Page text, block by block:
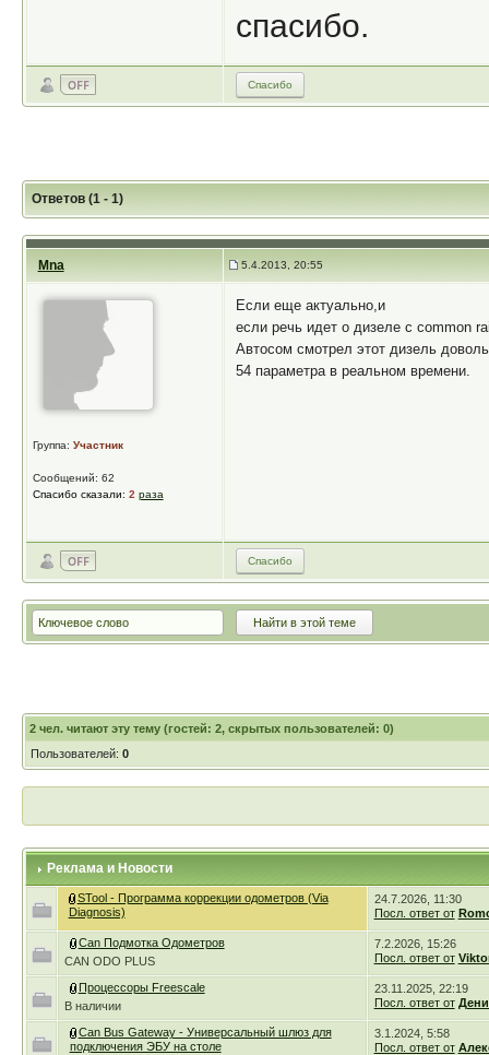
спасибо.
Спасибо
Ответов (1 - 1)
Mna 5.4.2013, 20:55
Группа: Участник
Сообщений: 62
Спасибо сказали: 2 раза
Если еще актуально,и
если речь идет о дизеле с common
Автосом смотрел этот дизель
54 параметра в реальном времени.
Спасибо
2чел. читают эту тему (гостей: 2, скрытых пользователей: 0)
Пользователей: 0
Реклама и Новости
STool - Программа коррекции одометров (Via
Diagnosis)
24.7.2026, 11:30
Посл. ответ от
Can Подмотка Одометров
CAN ODO PLUS
7.2.2026, 15:26
Посл. ответ от
Процессоры Freescale
В наличии
23.11.2025, 22:19
Посл. ответ от
Can Bus Gateway - Универсальный шлюз для
подключения ЭБУ на столе
3.1.2024, 5:58
Посл. ответ от